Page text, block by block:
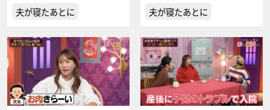
夫が寝たあとに
夫が寝たあとに